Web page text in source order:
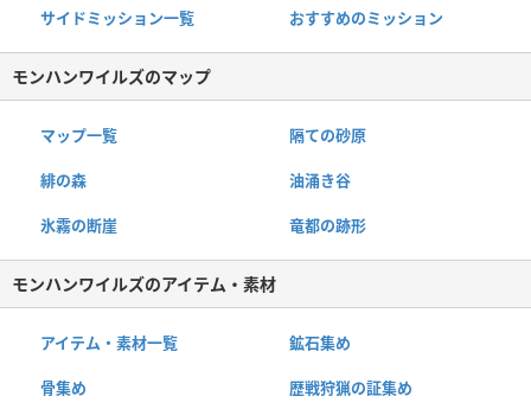
サイドミッション一覧 おすすめのミッション
モンハンワイルズのマップ
マップ一覧 隔ての砂原
緋の森 油涌き谷
氷霧の断崖 竜都の跡形
モンハンワイルズのアイテム・素材
アイテム・素材一覧 鉱石集め
骨集め 歴戦狩猟の証集め